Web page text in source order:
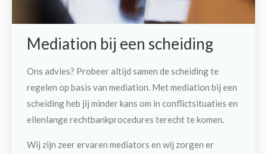
Mediation bij een scheiding
Ons advies? Probeer altijd samen de scheiding te
regelen op basis van mediation. Met mediation bij een
scheiding heb jij minder kans om in conflictsituaties en
ellenlange rechtbankprocedures terecht te komen.
Wij zijn zeer ervaren mediators en wij zorgen er